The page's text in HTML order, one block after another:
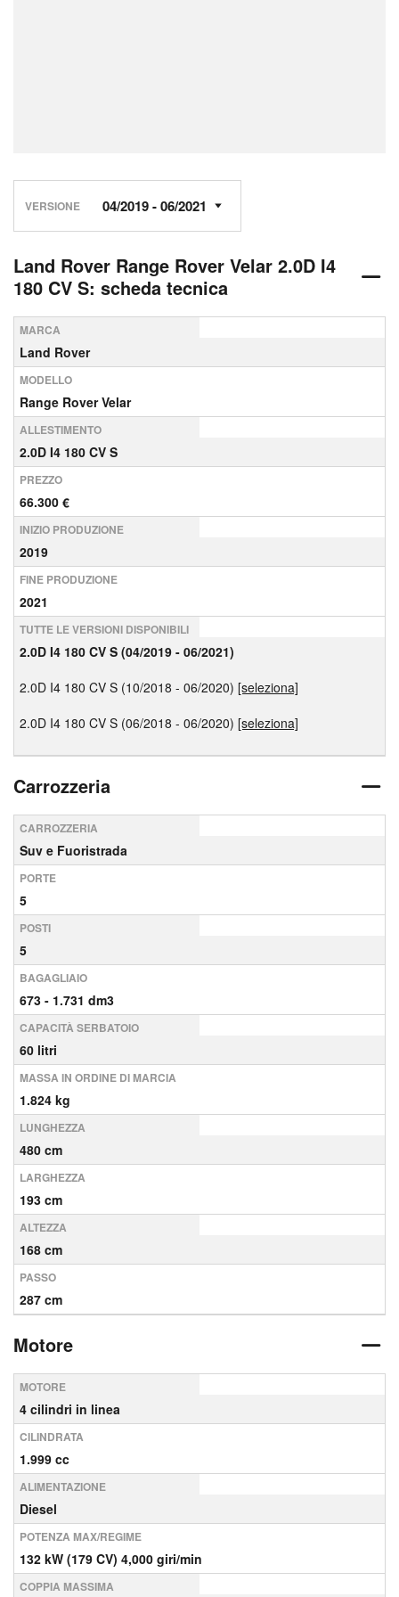
VERSIONE
Land Rover Range Rover Velar 2.0D I4
180 CV S: scheda tecnica
MARCA
Land Rover
MODELLO
Range Rover Velar
ALLESTIMENTO
2.0D I4 180 CV S
PREZZO
66.300 €
INIZIO PRODUZIONE
2019
FINE PRODUZIONE
2021
TUTTE LE VERSIONI DISPONIBILI
2.0D I4 180 CV S (04/2019 - 06/2021)
2.0D I4 180 CV S (10/2018 - 06/2020) [seleziona]
2.0D I4 180 CV S (06/2018 - 06/2020) [seleziona]
Carrozzeria
CARROZZERIA
Suv e Fuoristrada
PORTE
5
POSTI
5
BAGAGLIAIO
673 - 1.731 dm3
CAPACITÀ SERBATOIO
60 litri
MASSA IN ORDINE DI MARCIA
1.824 kg
LUNGHEZZA
480 cm
LARGHEZZA
193 cm
ALTEZZA
168 cm
PASSO
287 cm
Motore
MOTORE
4 cilindri in linea
CILINDRATA
1.999 cc
ALIMENTAZIONE
Diesel
POTENZA MAX/REGIME
132 kW (179 CV) 4,000 giri/min
COPPIA MASSIMA